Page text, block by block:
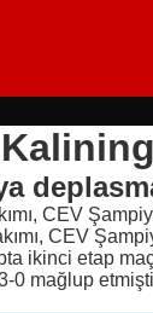
CEV
CEV
ikinci etap
0 mağlup